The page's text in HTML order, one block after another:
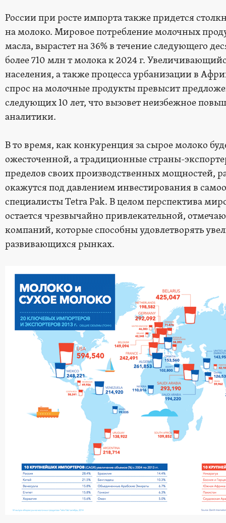
России при росте импорта также придется
на молоко. Мировое потребление молочных
масла, вырастет на 36% в течение следующего
более 710 млн т молока к 2024 г.
населения, а также процесса урбанизации в
спрос на молочные продукты превысит
следующих 10 лет, что вызовет неизбежное
аналитики.
В то время, как конкуренция за сырое молоко
ожесточенной, а традиционные страны-
пределов своих производственных мощностей,
окажутся под давлением инвестирования в
специалисты Tetra Pak. В целом перспектива
остается чрезвычайно привлекательной,
компаний, которые способны удовлетворять
развивающихся рынках.